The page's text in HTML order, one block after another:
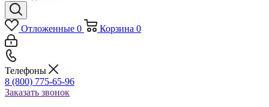
Отложенные 0 Корзина 0
Телефоны
8 (800) 775-65-96
Заказать звонок